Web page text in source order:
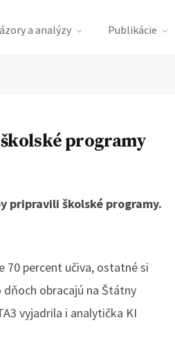
a analýzy Publikácie
programy
pripravili školské programy.
percent učiva, ostatné si
obracajú na Štátny
vyjadrila i analytička KI